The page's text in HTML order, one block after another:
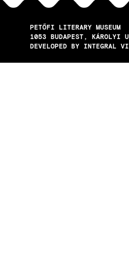
PETŐFI LITERARY MUSEUM
1053
BUDAPEST
KÁROLYI
DEVELOPED BY INTEGRAL